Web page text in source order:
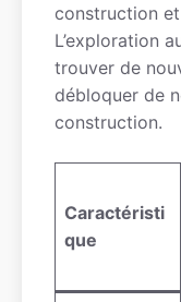
construction
L’exploration
trouver de
débloquer de
construction.
Caractéristi
que